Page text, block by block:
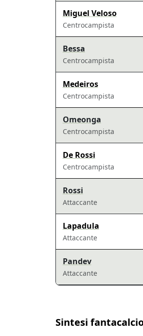
Miguel Veloso
Centrocampista
Bessa
Centrocampista
Medeiros
Centrocampista
Omeonga
Centrocampista
De Rossi
Centrocampista
Rossi
Attaccante
Lapadula
Attaccante
Pandev
Attaccante
Sintesi